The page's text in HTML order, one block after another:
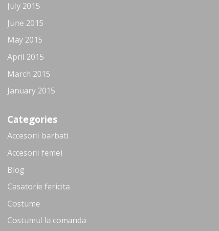
July 2015
June 2015
May 2015
April 2015
March 2015
January 2015
Categories
Accesorii barbati
Accesorii femei
Blog
Casatorie fericita
Costume
Costumul la comanda